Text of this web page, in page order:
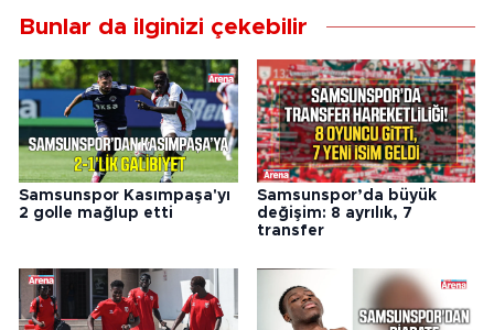
Bunlar da ilginizi çekebilir
Samsunspor Kasımpaşa'yı
2 golle mağlup etti
Samsunspor’da büyük
değişim: 8 ayrılık, 7
transfer